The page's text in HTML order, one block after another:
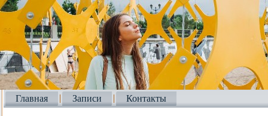
Главная Записи Контакты